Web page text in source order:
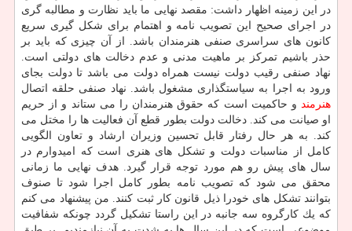
در این زمینه اظهار داشت: مقصد نهایی ما باید نظارت و مطالبه گری
در اجرای صحیح این تصویب نامه و اهتمام برای شكل گیری سریع
كانون های سراسری صنفی هنرمندان باشد. از آن چیزی كه باید بر
حذر باشیم تمركز بر ماهیت مدنی و عدم دخالت های دولتی است.
نهاد صنفی رقیب دولت نیست همراه دولت می باشد تا دولت بجای
ورود به اجرا به سیاستگذاری مشغول باشد. نهاد صنفی حلقه اتصال
هنرمند و حاكمیت است كه حقوق هنرمندان را می ستاند و از حریم
او صیانت می كند. دخالت دولت بطور قطع آن فعالیت ها را مختل می
كند. به هر حال رفتار قابل تحسین وزیران ارشاد و تعاون الگویی
كامل از مناسبات دولت و تشكل های هنری است كه امیدوارم در
سال های پیش رو هم مورد توجه قرار گیرد. هدف نهایی ما زمانی
محقق می شود كه تصویب نامه بطور كامل اجرا شود تا صنوف
بتوانند تشكل های خودرا ذیل قانون كار ثبت كنند. من پیشنهاد می كنم
كه یك كارگروه سه جانبه در این راستا تشكیل گردد چونكه شفافیت